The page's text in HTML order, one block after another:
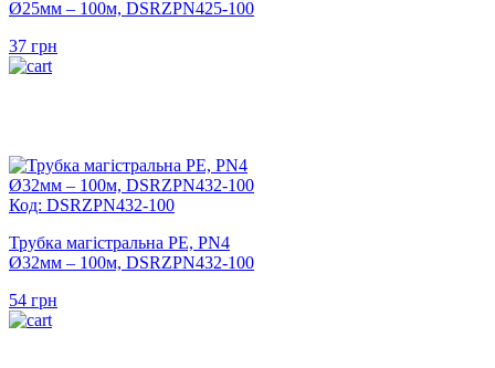
Ø25мм – 100м, DSRZPN425-100
37 грн
Код: DSRZPN432-100
Трубка магістральна PE, PN4
Ø32мм – 100м, DSRZPN432-100
54 грн